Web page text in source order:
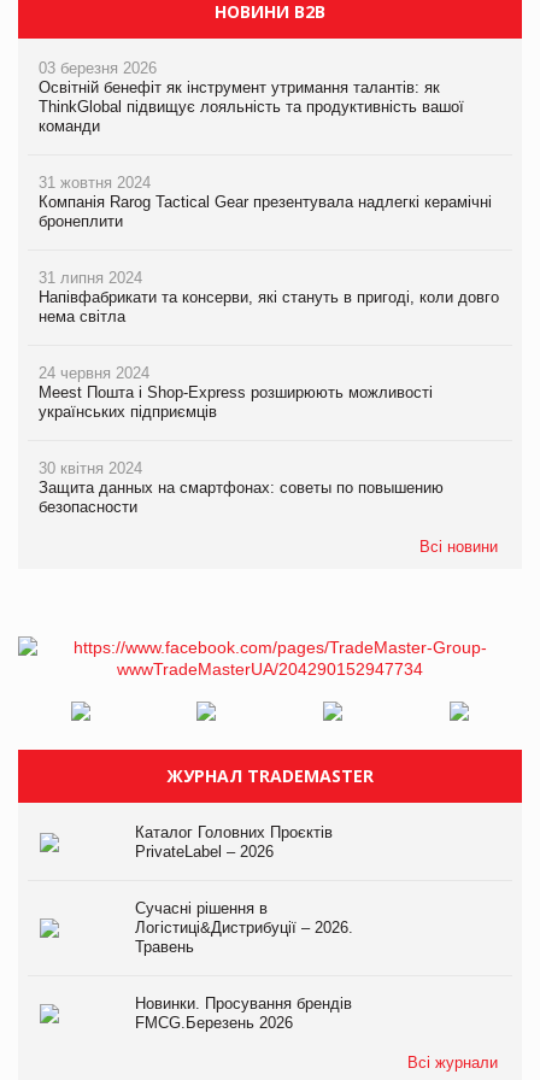
НОВИНИ B2B
03 березня 2026
Освітній бенефіт як інструмент утримання талантів: як
ThinkGlobal підвищує лояльність та продуктивність вашої
команди
31 жовтня 2024
Компанія Rarog Tactical Gear презентувала надлегкі керамічні
бронеплити
31 липня 2024
Напівфабрикати та консерви, які стануть в пригоді, коли довго
нема світла
24 червня 2024
Meest Пошта і Shop-Express розширюють можливості
українських підприємців
30 квітня 2024
Защита данных на смартфонах: советы по повышению
безопасности
Всі новини
ЖУРНАЛ TRADEMASTER
Каталог Головних Проєктів
PrivateLabel – 2026
Сучасні рішення в
Логістиці&Дистрибуції – 2026.
Травень
Новинки. Просування брендів
FMCG.Березень 2026
Всі журнали